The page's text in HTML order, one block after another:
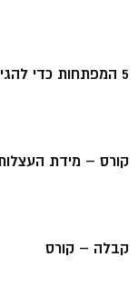
5 המפתחות כדי להגיע לשלמות
קורס – מידת
קבלה – קורס